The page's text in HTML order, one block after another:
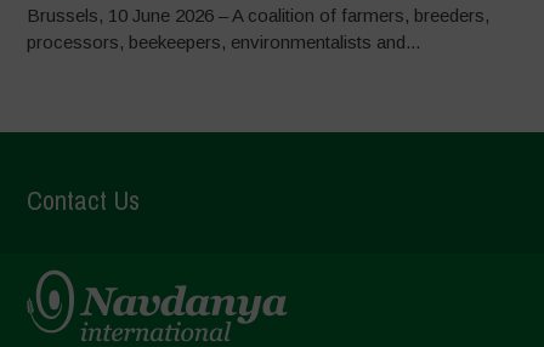
Brussels, 10 June 2026 – A coalition of farmers, breeders,
processors, beekeepers, environmentalists and...
Contact Us